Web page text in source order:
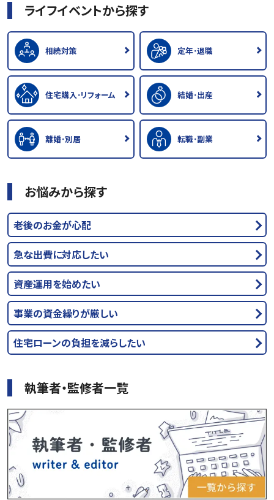
ライフイベントから探す
相続対策 定年･退職
住宅購入･リフォーム 結婚･出産
離婚･別居 転職･副業
お悩みから探す
老後のお金が心配
急な出費に対応したい
資産運用を始めたい
事業の資金繰りが厳しい
住宅ローンの負担を減らしたい
執筆者・監修者一覧